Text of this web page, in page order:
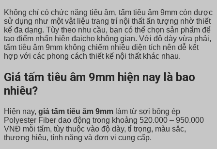
Không chỉ có chức năng tiêu âm, tấm tiêu âm 9mm còn được
sử dụng như một vật liệu trang trí nội thất ấn tượng nhờ thiết
kế đa dạng. Tùy theo nhu cầu, bạn có thể chọn sản phẩm để
tạo điểm nhấn hiện đạicho không gian. Với độ dày vừa phải,
tấm tiêu âm 9mm không chiếm nhiều diện tích nên dễ kết
hợp với các phong cách thiết kế nội thất khác nhau.
Giá tấm tiêu âm 9mm hiện nay là bao
nhiêu?
Hiện nay, giá tấm tiêu âm 9mm làm từ sợi bông ép
Polyester Fiber dao động trong khoảng 520.000 – 950.000
VNĐ mỗi tấm, tùy thuộc vào độ dày, tỉ trọng, màu sắc,
thương hiệu, tính năng và đơn vị cung cấp.